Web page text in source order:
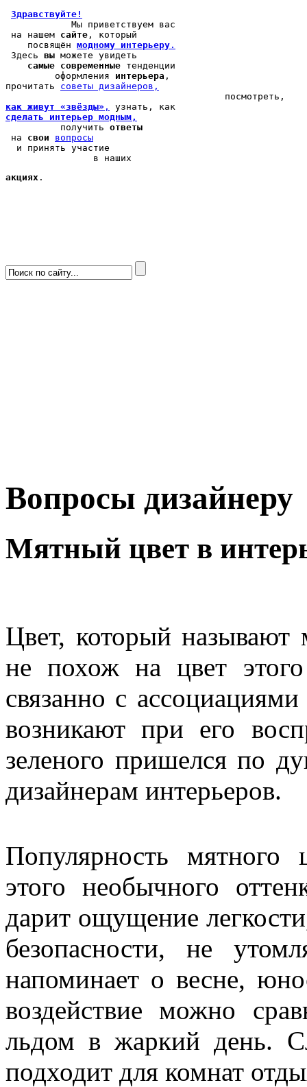
Здравствуйте!
            Мы
приветствуем вас
на нашем сайте , который
    посвящён
модному интерьеру .
Здесь вы можете увидеть
самые современные тенденции
         оформления
интерьера ,
прочитать cоветы дизайнеров,
как живут «звёзды» ,
сделать интерьер модным,
          получить
ответы
на свои
вопросы
  и принять участие
                в наших
акциях .
Вопросы дизайнеру
Мятный цвет в
Цвет, который
не похож на цвет этого
связанно с
возникают при его
зеленого пришелся по
дизайнерам интерьеров.
Популярность мятного
этого необычного
дарит ощущение
безопасности, не
напоминает о весне,
воздействие можно
льдом в жаркий день.
подходит для комнат